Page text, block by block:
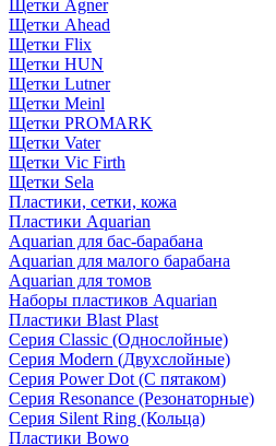
Щетки Agner
Щетки Ahead
Щетки Flix
Щетки HUN
Щетки Lutner
Щетки Meinl
Щетки PROMARK
Щетки Vater
Щетки Vic Firth
Щетки Sela
Пластики, сетки, кожа
Пластики Aquarian
Aquarian для бас-барабана
Aquarian для малого барабана
Aquarian для томов
Наборы пластиков Aquarian
Пластики Blast Plast
Серия Classic (Однослойные)
Серия Modern (Двухслойные)
Серия Power Dot (С пятаком)
Серия Resonance (Резонаторные)
Серия Silent Ring (Кольца)
Пластики Bowo